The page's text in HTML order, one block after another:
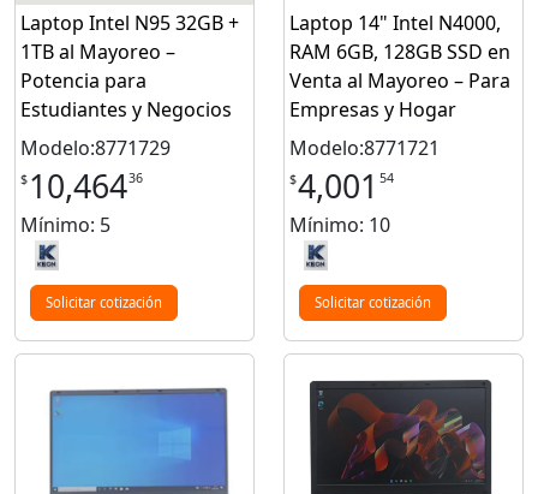
Laptop Intel N95 32GB +
1TB al Mayoreo –
Potencia para
Estudiantes y Negocios
Modelo:8771729
$ 10,46436
Mínimo: 5
Solicitar cotización
Laptop 14" Intel N4000,
RAM 6GB, 128GB SSD en
Venta al Mayoreo – Para
Empresas y Hogar
Modelo:8771721
$4,001 54
Mínimo: 10
Solicitar cotización